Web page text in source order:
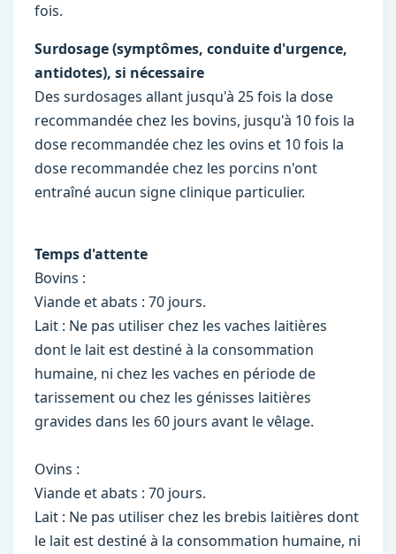
fois.
Surdosage (symptômes, conduite d'urgence,
antidotes), si nécessaire
Des surdosages allant jusqu'à 25 fois la dose
recommandée chez les bovins, jusqu'à 10 fois la
dose recommandée chez les ovins et 10 fois la
dose recommandée chez les porcins n'ont
entraîné aucun signe clinique particulier.
Temps d'attente
Bovins :
Viande et abats : 70 jours.
Lait : Ne pas utiliser chez les vaches laitières
dont le lait est destiné à la consommation
humaine, ni chez les vaches en période de
tarissement ou chez les génisses laitières
gravides dans les 60 jours avant le vêlage.
Ovins :
Viande et abats : 70 jours.
Lait : Ne pas utiliser chez les brebis laitières dont
le lait est destiné à la consommation humaine, ni